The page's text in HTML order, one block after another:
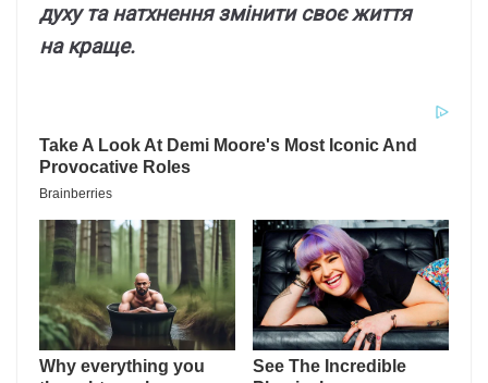
духу та натхнення змінити своє життя
на краще.